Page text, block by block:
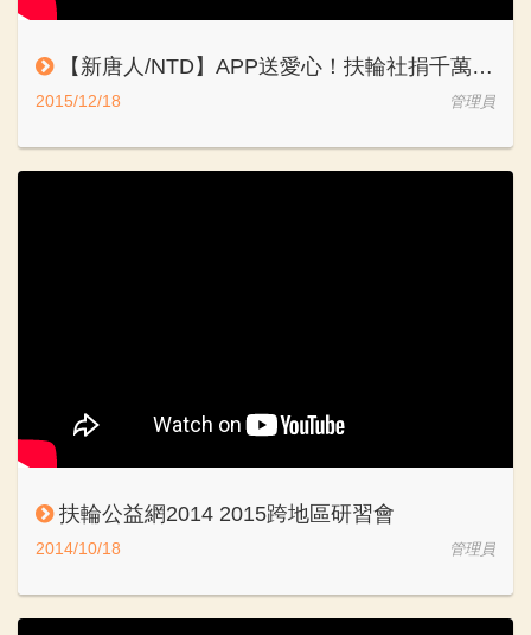
【新唐人/NTD】APP送愛心！扶輪社捐千萬物資關懷弱勢
2015/12/18 管理員
扶輪公益網2014 2015跨地區研習會
2014/10/18 管理員